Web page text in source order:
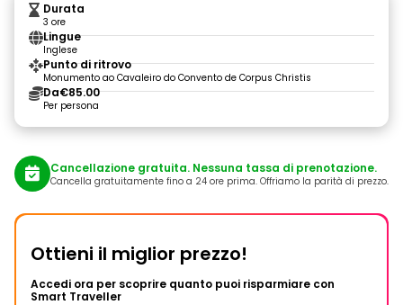
Durata
3 ore
Lingue
Inglese
Punto di ritrovo
Monumento ao Cavaleiro do Convento de Corpus Christis
Da€85.00
Per persona
Cancellazione gratuita. Nessuna tassa di prenotazione.
Cancella gratuitamente fino a 24 ore prima. Offriamo la parità di prezzo.
Ottieni il miglior prezzo!
Accedi ora per scoprire quanto puoi risparmiare con
Smart Traveller